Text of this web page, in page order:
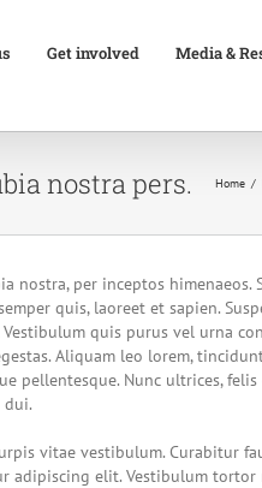
Get involved Media &
nostra pers. Home
per inceptos
quis, laoreet et sapien.
quis purus vel urna
Aliquam leo lorem,
Nunc ultrices,
dui.
vitae vestibulum. Curabitur
adipiscing elit. Vestibulum